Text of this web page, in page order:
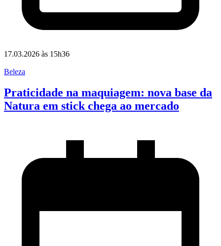
17.03.2026 às 15h36
Beleza
Praticidade na maquiagem: nova base da
Natura em stick chega ao mercado